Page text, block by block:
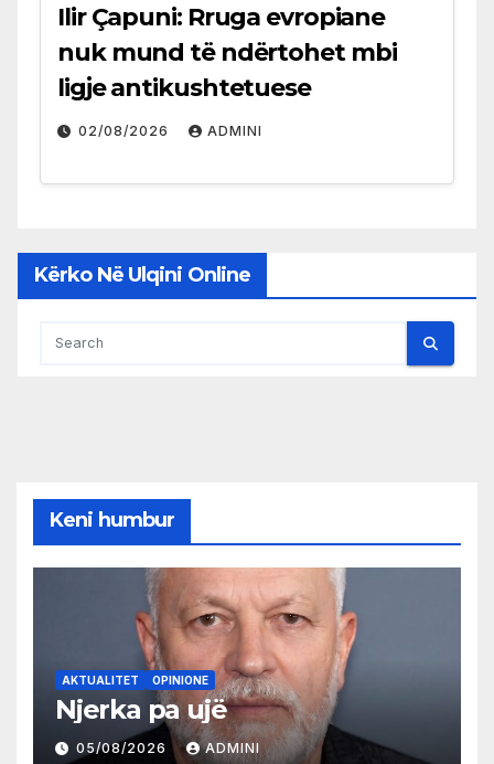
Ilir Çapuni: Rruga evropiane
nuk mund të ndërtohet mbi
ligje antikushtetuese
02/08/2026 ADMINI
Kërko Në Ulqini Online
Keni humbur
AKTUALITET OPINIONE
Njerka pa ujë
05/08/2026 ADMINI